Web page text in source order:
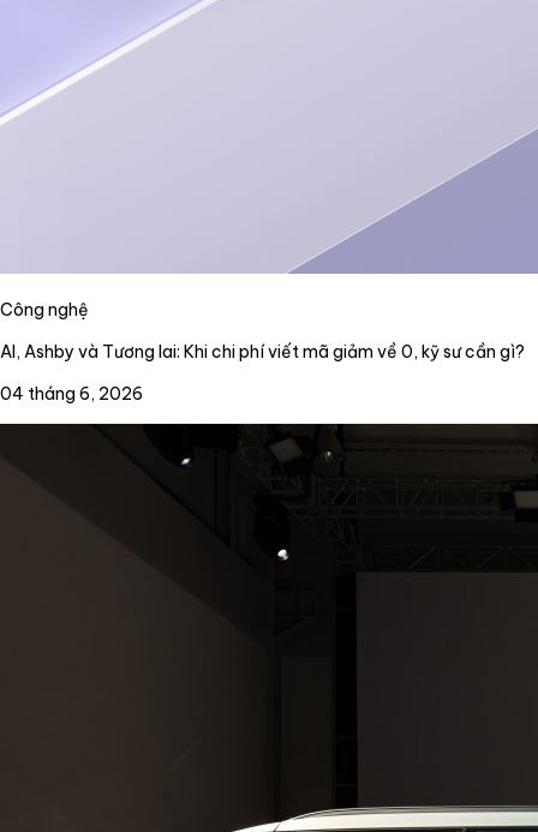
Công nghệ
AI, Ashby và Tương lai: Khi chi phí viết mã giảm về 0, kỹ sư cần gì?
04 tháng 6, 2026